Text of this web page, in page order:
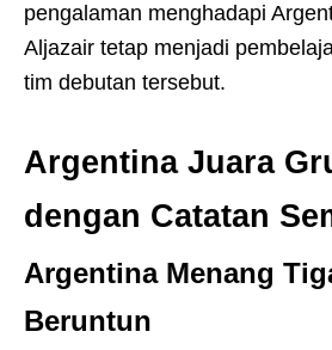
pengalaman menghadapi
Aljazair tetap menjadi
tim debutan tersebut.
Argentina Juara
dengan Catatan
Argentina Menang
Beruntun